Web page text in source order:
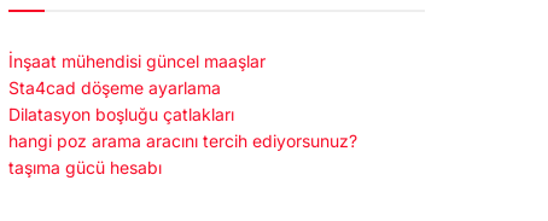
İnşaat mühendisi güncel maaşlar
Sta4cad döşeme ayarlama
Dilatasyon boşluğu çatlakları
hangi poz arama aracını tercih ediyorsunuz?
taşıma gücü hesabı